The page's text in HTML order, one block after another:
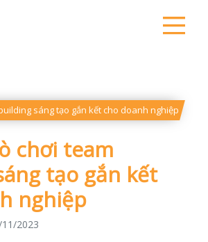
sáng tạo gắn kết cho doanh nghiệp
chơi team
tạo gắn kết
nghiệp
2023